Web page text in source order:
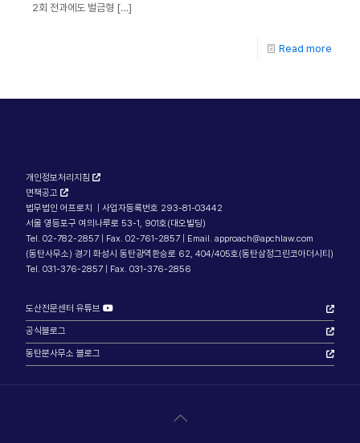
2회 전과에도 벌금형 […]
Read more
개인정보처리지침
면책공고
법무법인 어프로치 | 사업자등록번호 293-81-03442
서울 영등포구 여의나루로 53-1, 901호(대오빌딩)
Tel. 02-782-2857 | Fax. 02-761-2857 | Email. approach@apchlaw.com
(동탄사무소) 경기 화성시 동탄광역환승로 62, 404/405호(동탄삼정그린코아더시티)
Tel. 031-376-2857 | Fax. 031-376-2856
도산전문센터 유튜브
공식블로그
동탄분사무소 블로그